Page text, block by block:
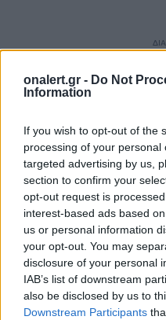
onalert.gr - Do Not
Information
If you wish to opt-out of the
processing of your
targeted advertising by us,
section to confirm your
opt-out request is
interest-based ads based
us or personal information
your opt-out. You may
disclosure of your personal
IAB’s list of downstream
also be disclosed by us to
Downstream Participants
ΣΧΕΤΙΚΑ